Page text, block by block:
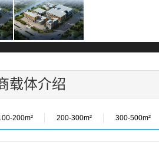
载体介绍
200m² 200-300m² 300-500m²